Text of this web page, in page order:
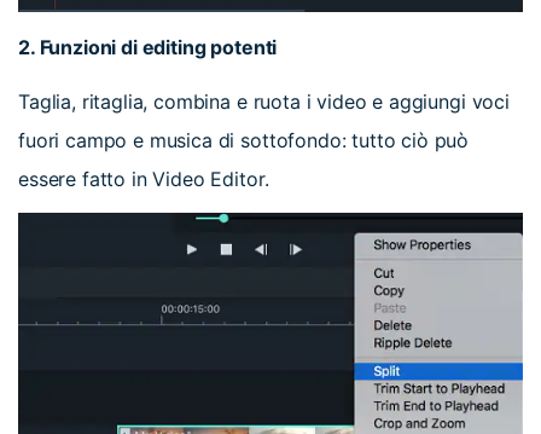
2. Funzioni di editing potenti
Taglia, ritaglia, combina e ruota i video e aggiungi voci
fuori campo e musica di sottofondo: tutto ciò può
essere fatto in Video Editor.